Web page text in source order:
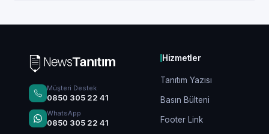
Müşteri Destek
0850 305 22 41
WhatsApp
0850 305 22 41
Hizmetler
Tanıtım Yazısı
Basın Bülteni
Footer Link